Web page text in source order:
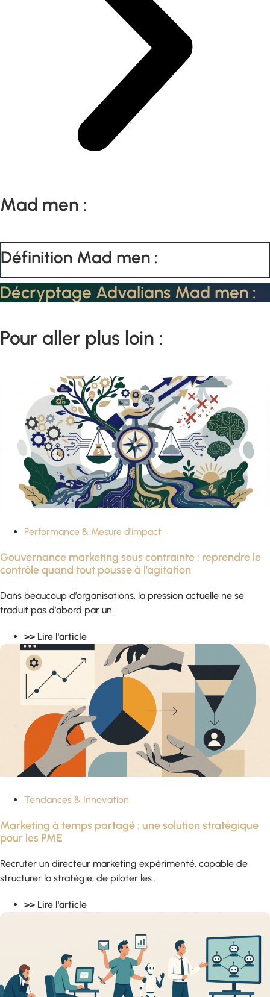
Mad men :
Définition Mad men :
Décryptage Advalians Mad men :
Pour aller plus loin :
Performance & Mesure d'impact
Gouvernance marketing sous contrainte : reprendre le
contrôle quand tout pousse à l’agitation
Dans beaucoup d’organisations, la pression actuelle ne se
traduit pas d’abord par un..
>> Lire l'article
Tendances & Innovation
Marketing à temps partagé : une solution stratégique
pour les PME
Recruter un directeur marketing expérimenté, capable de
structurer la stratégie, de piloter les..
>> Lire l'article